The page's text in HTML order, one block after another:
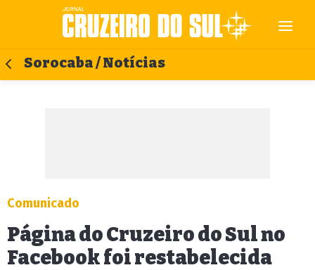
Sorocaba / Notícias
Comunicado
Página do Cruzeiro do Sul no
Facebook foi restabelecida